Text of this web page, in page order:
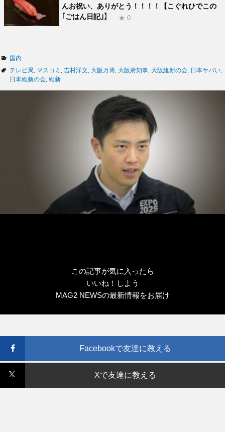
んお祝い、ありがとう！！！！【こぐれひでこの
｢ごはん日記｣】
★ 0
カ
テ
ゴ
国内
タ
グ
テレビ局 マスコミ 吉村洋文 大阪万博 大阪府知事 大阪維新の会 日本ヤバい
日本維新の会 維新
この記事が気に入ったら
いいね！しよう
MAG2 NEWSの最新情報をお届け
Facebookで友達に教える
Xで友達に教える